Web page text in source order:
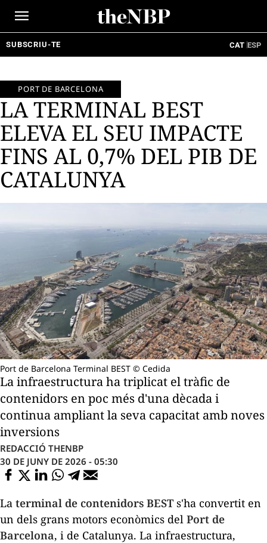
SUBSCRIU-TE CAT ESP
PORT DE BARCELONA
LA TERMINAL BEST
ELEVA EL SEU IMPACTE
FINS AL 0,7% DEL PIB DE
CATALUNYA
Port de Barcelona Terminal BEST © Cedida
La infraestructura ha triplicat el tràfic de
contenidors en poc més d'una dècada i
continua ampliant la seva capacitat amb noves
inversions
REDACCIÓ THENBP
30 DE JUNY DE 2026 - 05:30
La terminal de contenidors BESTs'ha convertit en
un dels grans motors econòmics del Port de
Barcelona, i de Catalunya. La infraestructura,